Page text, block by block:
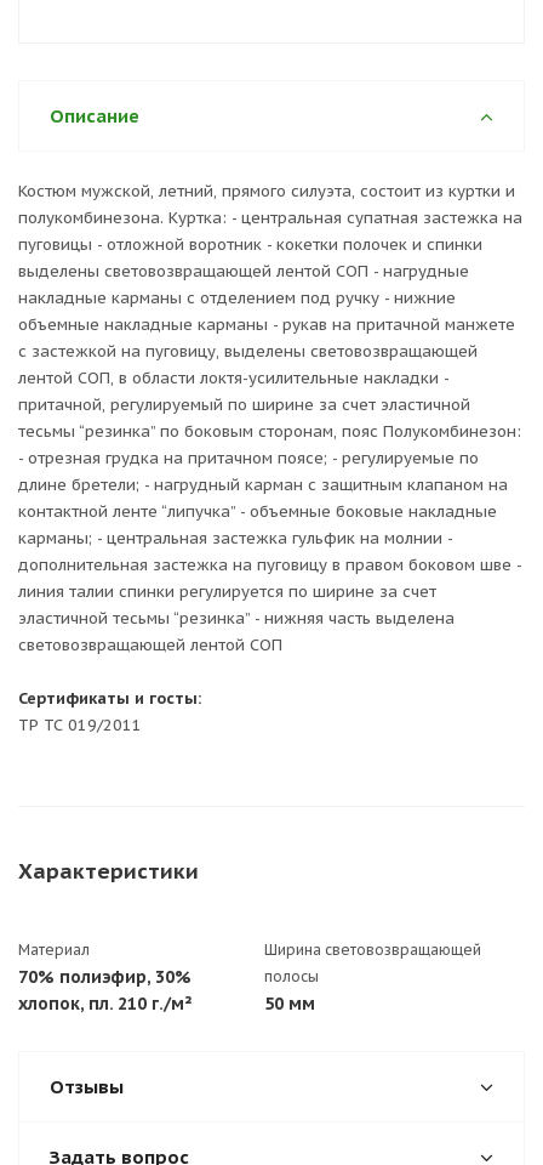
Описание
Костюм мужской, летний, прямого силуэта, состоит из куртки и
полукомбинезона. Куртка: - центральная супатная застежка на
пуговицы - отложной воротник - кокетки полочек и спинки
выделены световозвращающей лентой СОП - нагрудные
накладные карманы с отделением под ручку - нижние
объемные накладные карманы - рукав на притачной манжете
с застежкой на пуговицу, выделены световозвращающей
лентой СОП, в области локтя-усилительные накладки -
притачной, регулируемый по ширине за счет эластичной
тесьмы “резинка” по боковым сторонам, пояс Полукомбинезон:
- отрезная грудка на притачном поясе; - регулируемые по
длине бретели; - нагрудный карман с защитным клапаном на
контактной ленте “липучка” - объемные боковые накладные
карманы; - центральная застежка гульфик на молнии -
дополнительная застежка на пуговицу в правом боковом шве -
линия талии спинки регулируется по ширине за счет
эластичной тесьмы “резинка” - нижняя часть выделена
световозвращающей лентой СОП
Сертификаты и госты:
ТР ТС 019/2011
Характеристики
Материал
70% полиэфир, 30%
хлопок, пл. 210 г./м²
Ширина световозвращающей
полосы
50 мм
Отзывы
Задать вопрос